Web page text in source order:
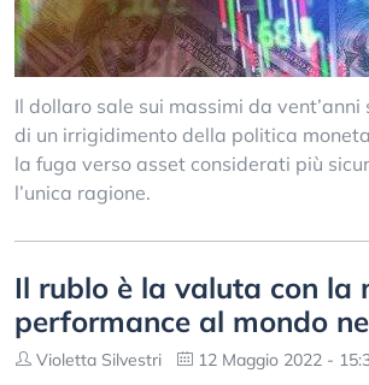
Il dollaro sale sui massimi da
di un irrigidimento della politica
la fuga verso asset considerati più
l’unica ragione.
Il rublo è la valuta con la
performance al mondo
Violetta Silvestri 12 Maggio 2022 -